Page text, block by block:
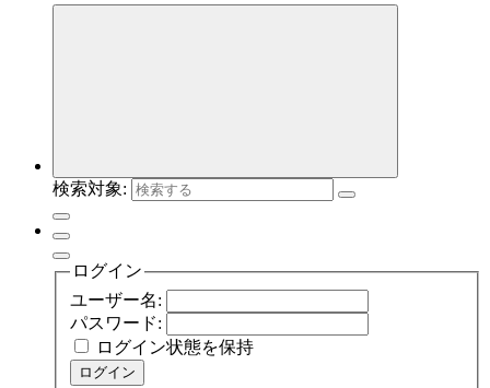
検索対象:
ログイン
ユーザー名:
パスワード:
ログイン状態を保持
ログイン